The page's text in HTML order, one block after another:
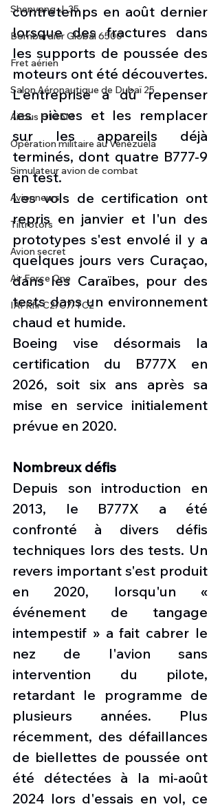
Shenyang J-35
Bombardier Global 6500
Fret aérien
Salon Aéronautique de Dubaï 25
Airbus H145M
Opération militaire au Vénézuela
Simulateur avion de combat
Avionneurs
Tiltrotors
Avion secret
Air Force One
IAI Kfir C2/C7/TC2
contretemps en août dernier
lorsque des fractures dans
les supports de poussée des
moteurs ont été découvertes.
L'entreprise a dû repenser
les pièces et les remplacer
sur les appareils déjà
terminés, dont quatre B777-9
en test.
Les vols de certification ont
repris en janvier et l'un des
prototypes s'est envolé il y a
quelques jours vers Curaçao,
dans les Caraïbes, pour des
tests dans un environnement
chaud et humide.
Boeing vise désormais la
certification du B777X en
2026, soit six ans après sa
mise en service initialement
prévue en 2020.
Nombreux défis
Depuis son introduction en
2013, le B777X a été
confronté à divers défis
techniques lors des tests. Un
revers important s'est produit
en 2020, lorsqu'un «
événement de tangage
intempestif » a fait cabrer le
nez de l'avion sans
intervention du pilote,
retardant le programme de
plusieurs années. Plus
récemment, des défaillances
de biellettes de poussée ont
été détectées à la mi-août
2024 lors d'essais en vol, ce